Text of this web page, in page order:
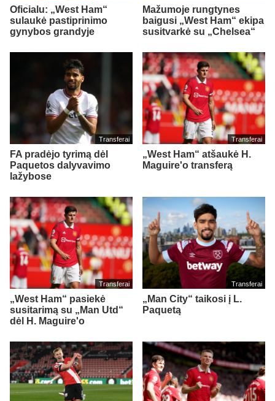
Oficialu: „West Ham“
sulaukė pastiprinimo
gynybos grandyje
Mažumoje rungtynes
baigusi „West Ham“ ekipa
susitvarkė su „Chelsea“
Transferai
FA pradėjo tyrimą dėl
Paquetos dalyvavimo
lažybose
Transferai
„West Ham“ atšaukė H.
Maguire'o transferą
Transferai
„West Ham“ pasiekė
susitarimą su „Man Utd“
dėl H. Maguire'o
Transferai
„Man City“ taikosi į L.
Paquetą